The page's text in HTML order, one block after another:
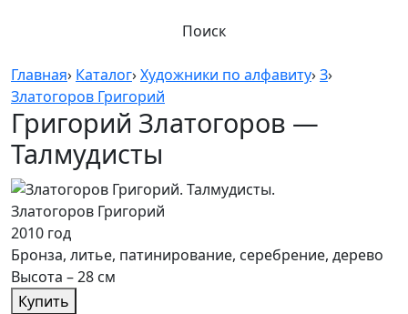
Поиск
Главная› Каталог›Художники по алфавиту›З›
Златогоров Григорий
Григорий Златогоров —
Талмудисты
Златогоров Григорий
2010 год
Бронза, литье, патинирование, серебрение, дерево
Высота – 28 см
Купить